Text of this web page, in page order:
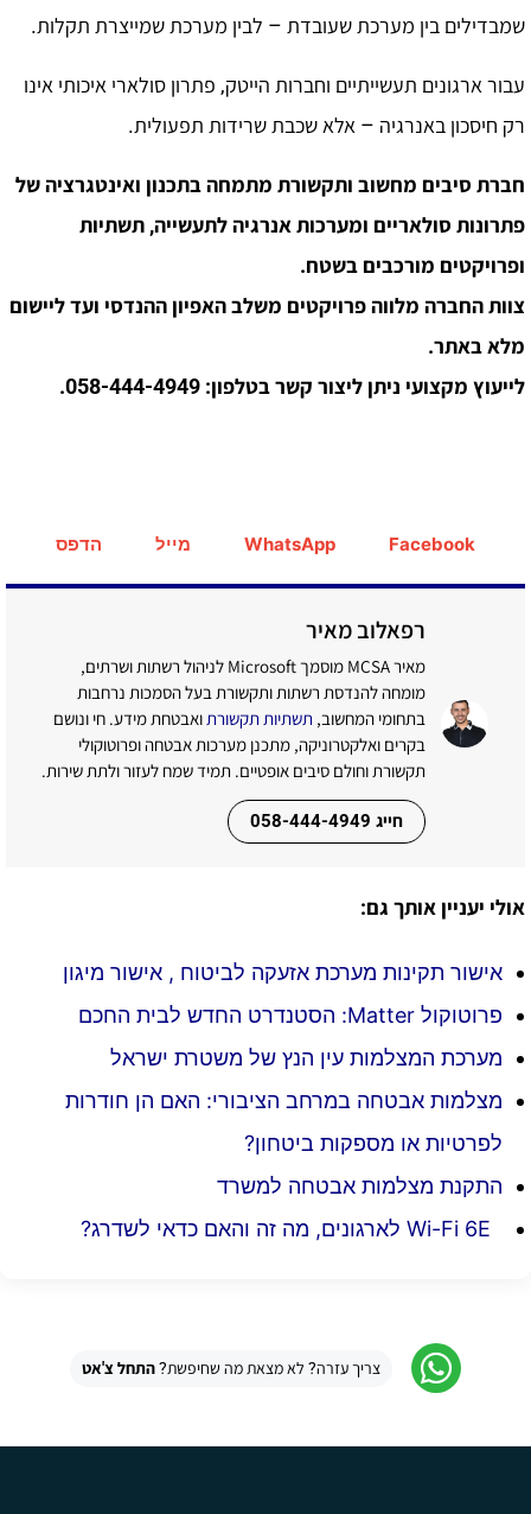
שמבדילים בין מערכת שעובדת – לבין מערכת שמייצרת תקלות.
עבור ארגונים תעשייתיים וחברות הייטק, פתרון סולארי איכותי אינו
רק חיסכון באנרגיה – אלא שכבת שרידות תפעולית.
חברת סיבים מחשוב ותקשורת מתמחה בתכנון ואינטגרציה של
פתרונות סולאריים ומערכות אנרגיה לתעשייה, תשתיות
ופרויקטים מורכבים בשטח.
צוות החברה מלווה פרויקטים משלב האפיון ההנדסי ועד ליישום
מלא באתר.
לייעוץ מקצועי ניתן ליצור קשר בטלפון: 058-444-4949.
Facebook
WhatsApp מייל הדפס
רפאלוב מאיר
מאיר MCSA מוסמך Microsoft לניהול רשתות ושרתים,
מומחה להנדסת רשתות ותקשורת בעל הסמכות נרחבות
בתחומי המחשוב, תשתיות תקשורת ואבטחת מידע. חי ונושם
בקרים ואלקטרוניקה, מתכנן מערכות אבטחה ופרוטוקולי
תקשורת וחולם סיבים אופטיים. תמיד שמח לעזור ולתת שירות.
חייג 058-444-4949
אולי יעניין אותך גם:
אישור תקינות מערכת אזעקה לביטוח , אישור מיגון
פרוטוקול Matter: הסטנדרט החדש לבית החכם
מערכת המצלמות עין הנץ של משטרת ישראל
מצלמות אבטחה במרחב הציבורי: האם הן חודרות
לפרטיות או מספקות ביטחון?
התקנת מצלמות אבטחה למשרד
צריך עזרה? לא מצאת מה שחיפשת?התחל צ'אט